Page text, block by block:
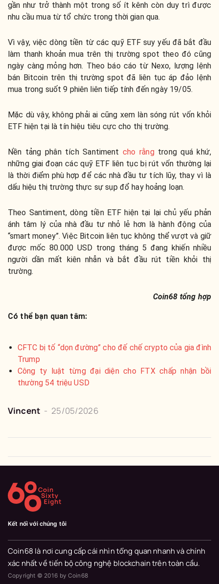
gần như trở thành một trong số ít kênh còn duy trì được
nhu cầu mua từ tổ chức trong thời gian qua.
Vì vậy, việc dòng tiền từ các quỹ ETF suy yếu đã bắt đầu
làm thanh khoản mua trên thị trường spot theo đó cũng
ngày càng mỏng hơn. Theo báo cáo từ Nexo, lượng lệnh
bán Bitcoin trên thị trường spot đã liên tục áp đảo lệnh
mua trong suốt 9 phiên liên tiếp tính đến ngày 19/05.
Mặc dù vậy, không phải ai cũng xem làn sóng rút vốn khỏi
ETF hiện tại là tín hiệu tiêu cực cho thị trường.
Nền tảng phân tích Santimentcho rằngtrong quá khứ,
những giai đoạn các quỹ ETF liên tục bị rút vốn thường lại
là thời điểm phù hợp để các nhà đầu tư tích lũy, thay vì là
dấu hiệu thị trường thực sự sụp đổ hay hoảng loạn.
Theo Santiment, dòng tiền ETF hiện tại lại chủ yếu phản
ánh tâm lý của nhà đầu tư nhỏ lẻ hơn là hành động của
“smart money”. Việc Bitcoin liên tục không thể vượt và giữ
được mốc 80.000 USD trong tháng 5 đang khiến nhiều
người dần mất kiên nhẫn và bắt đầu rút tiền khỏi thị
trường.
Coin68 tổng hợp
Có thể bạn quan tâm:
CFTC bị tố “dọn đường” cho đế chế crypto của gia đình
Trump
Công ty luật từng đại diện cho FTX chấp nhận bồi
thường 54 triệu USD
Vincent - 25/05/2026
Kết nối với chúng tôi
Coin68 là nơi cung cấp cái nhìn tổng quan nhanh và chính
xác nhất về tiến bộ công nghệ blockchain trên toàn cầu.
Copyright © 2016 by Coin68